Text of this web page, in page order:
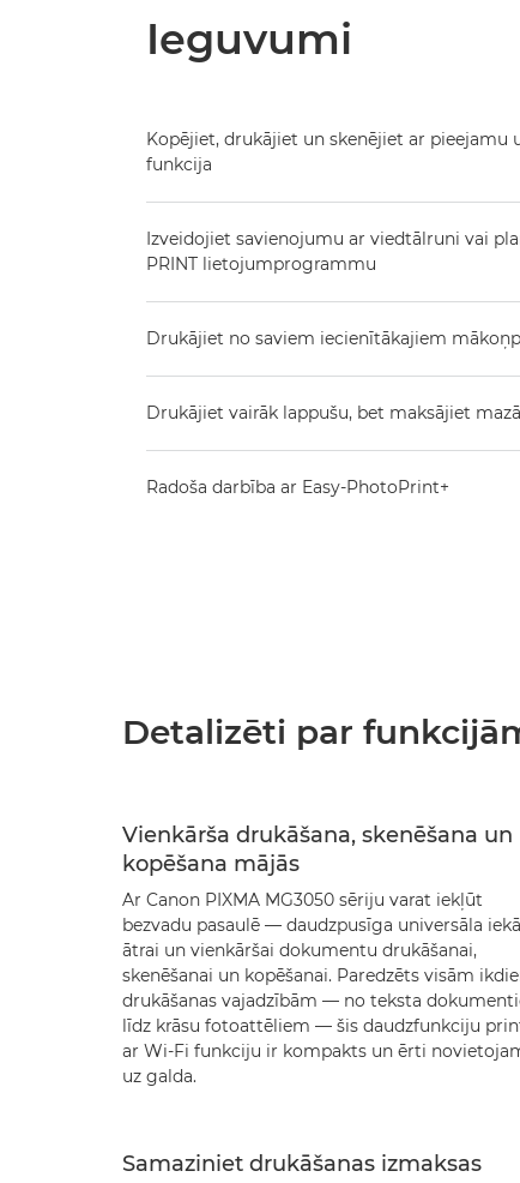
Ieguvumi
Kopējiet, drukājiet un skenējiet ar pieejamu
funkcija
Izveidojiet savienojumu ar viedtālruni vai
PRINT lietojumprogrammu
Drukājiet no saviem iecienītākajiem
Drukājiet vairāk lappušu, bet maksājiet
Radoša darbība ar Easy-PhotoPrint+
Detalizēti par
Vienkārša drukāšana, skenēšana un
kopēšana mājās
Ar Canon PIXMA MG3050 sēriju varat iekļūt
bezvadu pasaulē — daudzpusīga universāla
ātrai un vienkāršai dokumentu drukāšanai,
skenēšanai un kopēšanai. Paredzēts visām
drukāšanas vajadzībām — no teksta
līdz krāsu fotoattēliem — šis daudzfunkciju
ar Wi-Fi funkciju ir kompakts un ērti
uz galda.
Samaziniet drukāšanas izmaksas